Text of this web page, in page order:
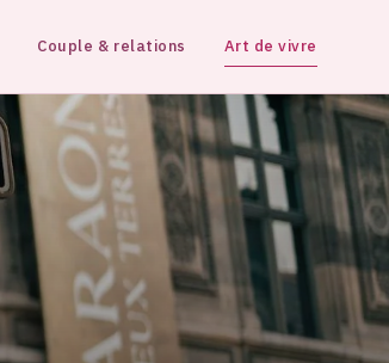
Couple & relations Art de vivre